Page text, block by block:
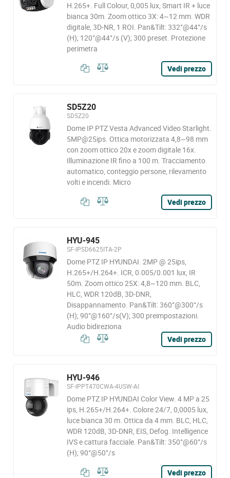
H.265+. Full Colour, 0,005 lux, Smart IR + luce
bianca 30m. Zoom ottico 3X: 4~12 mm. WDR
digitale, 3D-NR, 1 ROI. Pan&Tilt: 332°@44°/s
(H); 120°@44°/s (V); 300 preset. Protezione
perimetra
Vedi prezzo
SD5Z20
SD5Z20
Dome IP PTZ Vesta Advanced Video Starlight.
5MP@25ips. Ottica motorizzata 4,8~98 mm
con zoom ottico 20x e zoom digitale 16x.
Illuminazione IR fino a 100 m. Tracciamento
automatico, conteggio persone, rilevamento
volti e incendi. Micro
Vedi prezzo
HYU-945
SF-IPSD6625ITA-2P
Dome PTZ IP HYUNDAI. 2MP @ 25ips,
H.265+/H.264+. ICR, 0.005/0.001 lux, IR
50m. Zoom ottico 25X: 4,8~120 mm. BLC,
HLC, WDR 120dB, 3D-DNR,
Disappannamento. Pan&Tilt: 360°@300°/s
(H); 90°@160°/s(V); 300 preimpostazioni.
Audio bidireziona
Vedi prezzo
HYU-946
SF-IPPT470CWA-4USW-AI
Dome PTZ IP HYUNDAI Color View. 4 MP a 25
ips, H.265+/H.264+. Colore 24/7, 0,0005 lux,
luce bianca 30 m. Ottica da 4 mm. BLC, HLC,
WDR 120dB, 3D-DNR, EIS, Defog. Intelligence
IVS e cattura facciale. Pan&Tilt: 350°@60°/s
(H); 90°@50°/s
Vedi prezzo